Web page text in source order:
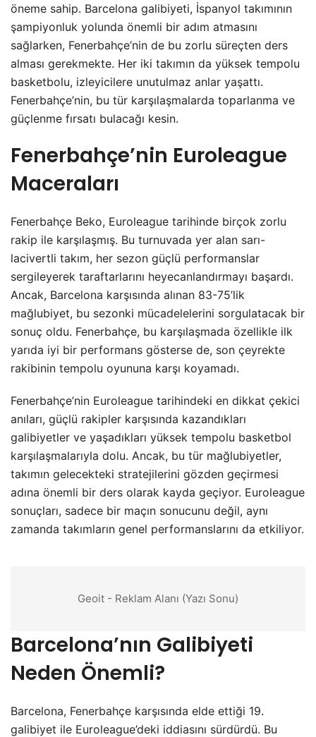
öneme sahip. Barcelona galibiyeti, İspanyol takımının
şampiyonluk yolunda önemli bir adım atmasını
sağlarken, Fenerbahçe’nin de bu zorlu süreçten ders
alması gerekmekte. Her iki takımın da yüksek tempolu
basketbolu, izleyicilere unutulmaz anlar yaşattı.
Fenerbahçe’nin, bu tür karşılaşmalarda toparlanma ve
güçlenme fırsatı bulacağı kesin.
Fenerbahçe’nin Euroleague
Maceraları
Fenerbahçe Beko, Euroleague tarihinde birçok zorlu
rakip ile karşılaşmış. Bu turnuvada yer alan sarı-
lacivertli takım, her sezon güçlü performanslar
sergileyerek taraftarlarını heyecanlandırmayı başardı.
Ancak, Barcelona karşısında alınan 83-75’lik
mağlubiyet, bu sezonki mücadelelerini sorgulatacak bir
sonuç oldu. Fenerbahçe, bu karşılaşmada özellikle ilk
yarıda iyi bir performans gösterse de, son çeyrekte
rakibinin tempolu oyununa karşı koyamadı.
Fenerbahçe’nin Euroleague tarihindeki en dikkat çekici
anıları, güçlü rakipler karşısında kazandıkları
galibiyetler ve yaşadıkları yüksek tempolu basketbol
karşılaşmalarıyla dolu. Ancak, bu tür mağlubiyetler,
takımın gelecekteki stratejilerini gözden geçirmesi
adına önemli bir ders olarak kayda geçiyor. Euroleague
sonuçları, sadece bir maçın sonucunu değil, aynı
zamanda takımların genel performanslarını da etkiliyor.
Geoit - Reklam Alanı (Yazı Sonu)
Barcelona’nın Galibiyeti
Neden Önemli?
Barcelona, Fenerbahçe karşısında elde ettiği 19.
galibiyet ile Euroleague’deki iddiasını sürdürdü. Bu